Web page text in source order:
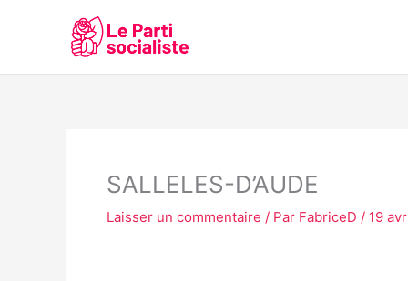
SALLELES-D’AUDE
Laisser un commentaire / Par FabriceD / 19